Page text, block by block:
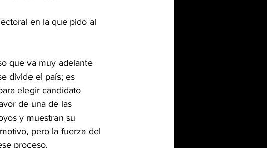
en la que pido al
que va muy adelante
divide el país; es
elegir candidato
de una de las
y muestran su
pero la fuerza del
proceso.